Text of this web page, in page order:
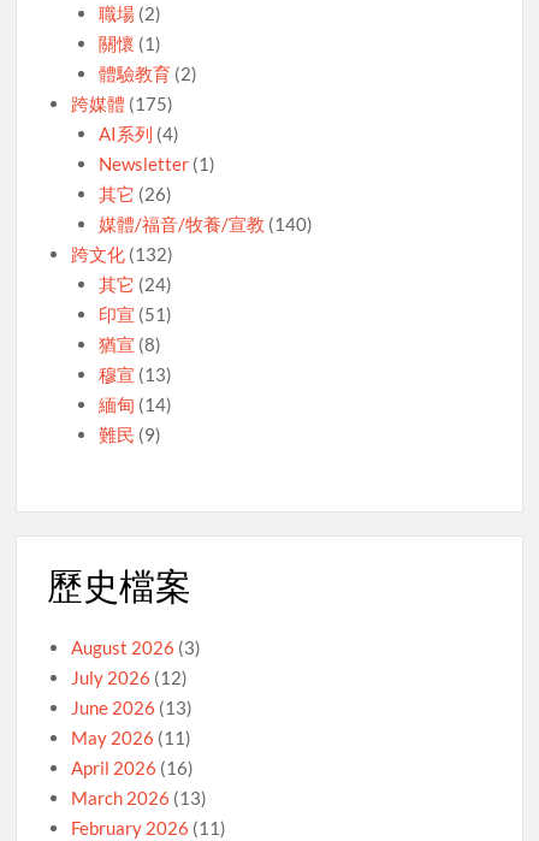
職場(2)
關懷 (1)
體驗教育(2)
跨媒體 (175)
AI系列 (4)
Newsletter(1)
其它 (26)
媒體/福音/牧養/宣教 (140)
跨文化 (132)
其它 (24)
印宣 (51)
猶宣 (8)
穆宣 (13)
緬甸 (14)
難民 (9)
歷史檔案
August 2026 (3)
July 2026 (12)
June 2026 (13)
May 2026 (11)
April 2026 (16)
March 2026 (13)
February 2026 (11)